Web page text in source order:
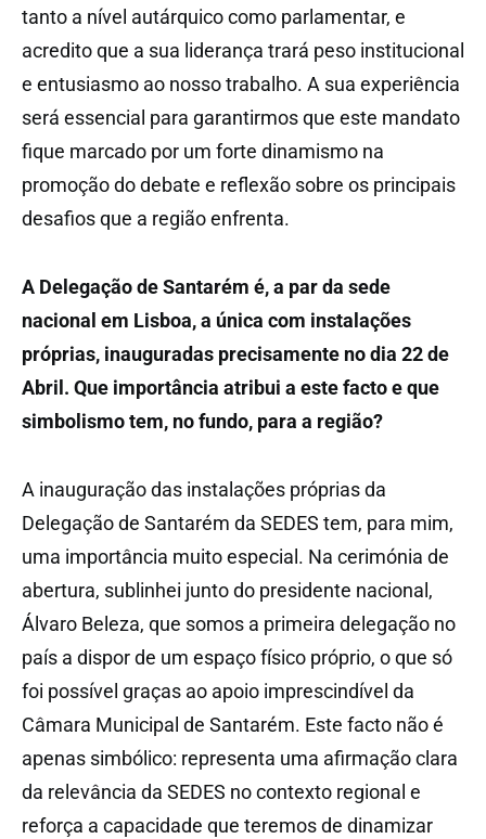
tanto a nível autárquico como parlamentar, e
acredito que a sua liderança trará peso institucional
e entusiasmo ao nosso trabalho. A sua experiência
será essencial para garantirmos que este mandato
fique marcado por um forte dinamismo na
promoção do debate e reflexão sobre os principais
desafios que a região enfrenta.
A Delegação de Santarém é, a par da sede
nacional em Lisboa, a única com instalações
próprias, inauguradas precisamente no dia 22 de
Abril. Que importância atribui a este facto e que
simbolismo tem, no fundo, para a região?
A inauguração das instalações próprias da
Delegação de Santarém da SEDES tem, para mim,
uma importância muito especial. Na cerimónia de
abertura, sublinhei junto do presidente nacional,
Álvaro Beleza, que somos a primeira delegação no
país a dispor de um espaço físico próprio, o que só
foi possível graças ao apoio imprescindível da
Câmara Municipal de Santarém. Este facto não é
apenas simbólico: representa uma afirmação clara
da relevância da SEDES no contexto regional e
reforça a capacidade que teremos de dinamizar